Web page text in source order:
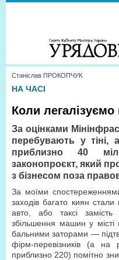
Станіслав ПРОКОПЧУК
НА ЧАСІ
Коли
За оцінками
перебувають у
приблизно 40
законопроєкт, який
з бізнесом поза
За моїми
заходів багато киян
авто, або таксі замість
збільшення машин у місті
бальними заторами —
фірм-перевізників (а
приблизно 220) помітно